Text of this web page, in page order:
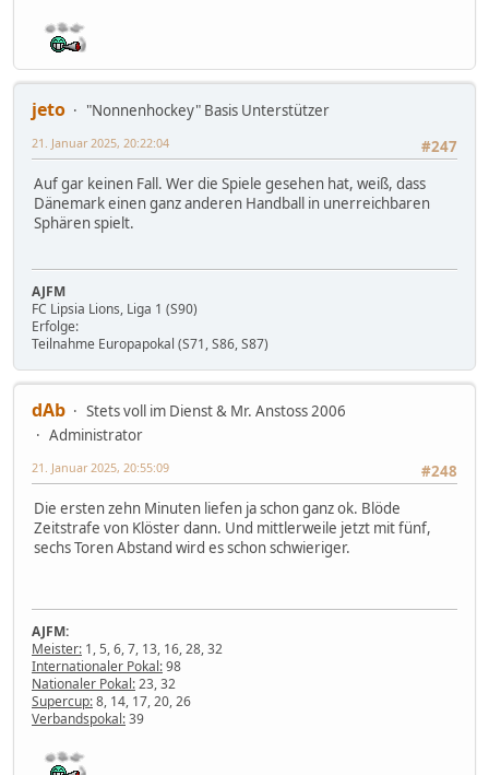
jeto
"Nonnenhockey" Basis Unterstützer
#247
21. Januar 2025, 20:22:04
Auf gar keinen Fall. Wer die Spiele gesehen hat, weiß, dass
Dänemark einen ganz anderen Handball in unerreichbaren
Sphären spielt.
AJFM
FC Lipsia Lions, Liga 1 (S90)
Erfolge:
Teilnahme Europapokal (S71, S86, S87)
dAb
Stets voll im Dienst & Mr. Anstoss 2006
Administrator
#248
21. Januar 2025, 20:55:09
Die ersten zehn Minuten liefen ja schon ganz ok. Blöde
Zeitstrafe von Klöster dann. Und mittlerweile jetzt mit fünf,
sechs Toren Abstand wird es schon schwieriger.
AJFM:
Meister: 1, 5, 6, 7, 13, 16, 28, 32
Internationaler Pokal:98
Nationaler Pokal:23, 32
Supercup:8, 14, 17, 20, 26
Verbandspokal:39